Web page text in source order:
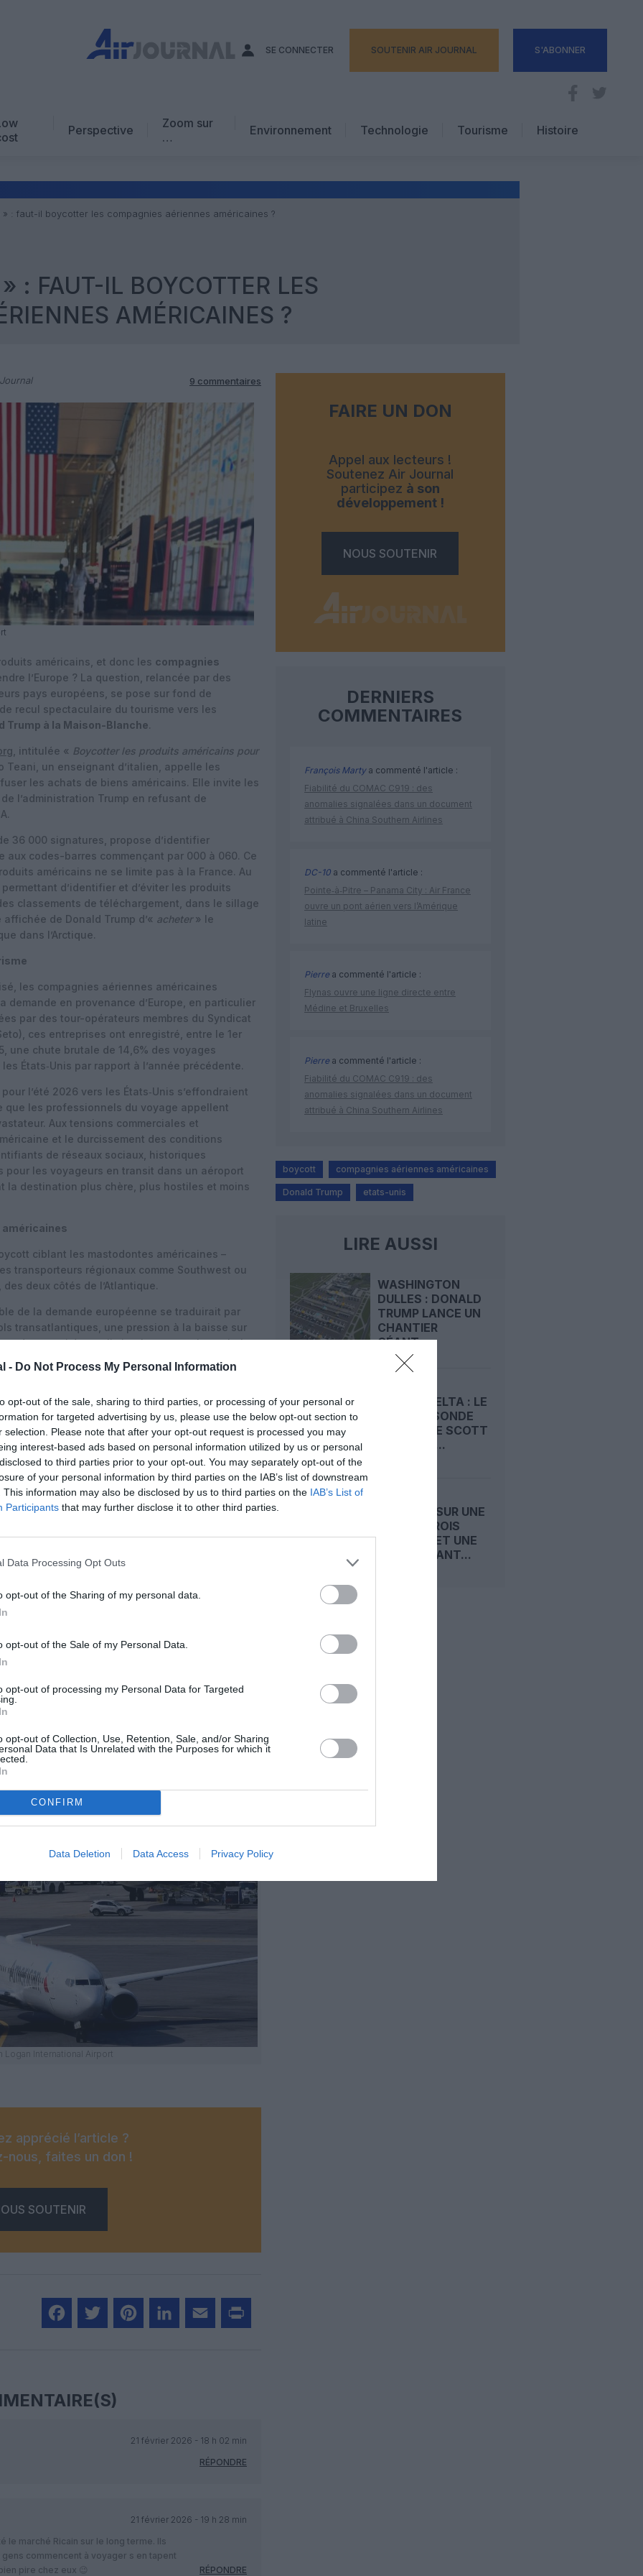
- Do Not Process My Personal Information
opt-out of the sale, sharing to third parties, or processing of your personal or
for targeted advertising by us, please use the below opt-out section to
selection. Please note that after your opt-out request is processed you may
interest-based ads based on personal information utilized by us or personal
to third parties prior to your opt-out. You may separately opt-out of the
of your personal information by third parties on the IAB’s list of downstream
This information may also be disclosed by us to third parties on the IAB’s List of
Participants that may further disclose it to other third parties.
Data Processing Opt Outs
opt-out of the Sharing of my personal data.
opt-out of the Sale of my Personal Data.
opt-out of processing my Personal Data for Targeted
opt-out of Collection, Use, Retention, Sale, and/or Sharing
Data that Is Unrelated with the Purposes for which it
CONFIRM
Data Deletion Data Access Privacy Policy
SE CONNECTER SOUTENIR AIR JOURNAL S'ABONNER
Perspective
Zoom sur
…
Avis d’expert
Environnement Technologie
Tourisme
Hôtellerie
Histoire
» : faut-il boycotter les compagnies aériennes américaines ?
: FAUT-IL BOYCOTTER LES
AMÉRICAINES ?
9 commentaires
américains, et donc les compagnies
l’Europe ? La question, relancée par des
pays européens, se pose sur fond de
recul spectaculaire du tourisme vers les
Trump à la Maison-Blanche.
, intitulée « Boycotter les produits américains pour
Teani, un enseignant d’italien, appelle les
les achats de biens américains. Elle invite les
l’administration Trump en refusant de
36 000 signatures, propose d’identifier
codes-barres commençant par 000 à 060. Ce
américains ne se limite pas à la France. Au
d’identifier et d’éviter les produits
classements de téléchargement, dans le sillage
de Donald Trump d’« acheter» le
dans l’Arctique.
les compagnies aériennes américaines
en provenance d’Europe, en particulier
par des tour-opérateurs membres du Syndicat
ces entreprises ont enregistré, entre le 1er
une chute brutale de 14,6% des voyages
États‑Unis par rapport à l’année précédente.
l’été 2026 vers les États‑Unis s’effondraient
que les professionnels du voyage appellent
Aux tensions commerciales et
et le durcissement des conditions
de réseaux sociaux, historiques
les voyageurs en transit dans un aéroport
la destination plus chère, plus hostiles et moins
américaines
ciblant les mastodontes américaines –
transporteurs régionaux comme Southwest ou
deux côtés de l’Atlantique.
de la demande européenne se traduirait par
transatlantiques, une pression à la baisse sur
de capacité pour limiter les pertes. Leurs hubs
Angeles, déjà très dépendants de la clientèle
diminuer. Un boycott pénaliserait non seulement
et l’ensemble de la chaîne touristique.
américains profiterait d’abord aux
autres (Air France‑KLM, Lufthansa Group, IAG,
qui pourraient récupérer une partie
cependant réduire la concurrence globale
prix ou à une moindre flexibilité pour les
affaires très rentables.
aériennes américaines du marché
sa position dominante sur ces routes
plus élevés, comme on l’a observé par le passé
le développement de la concurrence par Air
en maître et imposait des prix exorbitants,
et des rapports officiels pour leur impact sur
de ces challengers a forcé une modération
Un scénario similaire pourrait donc se
si la concurrence américaine diminue fortement.
encore jeunes mais en pleine expansion
citoyenne légitime face aux pressions et aux
la pétition de Marco Teani : «
à faire payer cher leur arrogance». Reste à
réel de ce sursaut européen et sur la
leur loi au monde.
Logan International Airport
apprécié l’article ?
nous, faites un don !
SOUTENIR
21 février 2026 - 18 h 02 min
RÉPONDRE
21 février 2026 - 19 h 28 min
le marché Ricain sur le long terme. Ils
commencent à voyager s en tapent
pire chez eux 😉
RÉPONDRE
FAIRE UN DON
Appel aux lecteurs !
Soutenez Air Journal
participez à son
développement !
NOUS SOUTENIR
DERNIERS
COMMENTAIRES
François Martya commenté l'article :
Fiabilité du COMAC C919 : des
anomalies signalées dans un document
attribué à China Southern Airlines
DC-10 a commenté l'article :
Pointe‑à‑Pitre – Panama City : Air France
ouvre un pont aérien vers l’Amérique
latine
Pierrea commenté l'article :
Flynas ouvre une ligne directe entre
Médine et Bruxelles
Pierrea commenté l'article :
Fiabilité du COMAC C919 : des
anomalies signalées dans un document
attribué à China Southern Airlines
boycott compagnies aériennes américaines
Donald Trump etats-unis
LIRE AUSSI
WASHINGTON
DULLES : DONALD
TRUMP LANCE UN
CHANTIER
GÉANT...
UNITED-DELTA : LE
COUP DE SONDE
SECRET DE SCOTT
KIRBY QUI...
ATR MISE SUR UNE
CABINE TROIS
CLASSES ET UNE
PORTE AVANT...